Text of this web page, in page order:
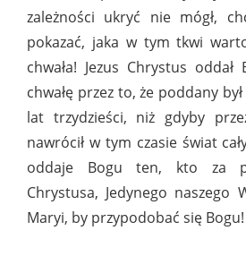
zależności ukryć nie mógł,
pokazać, jaka w tym tkwi
chwała! Jezus Chrystus oddał
chwałę przez to, że poddany
lat trzydzieści, niż gdyby
nawrócił w tym czasie świat
oddaje Bogu ten, kto za
Chrystusa, Jedynego naszego
Maryi, by przypodobać się Bogu!